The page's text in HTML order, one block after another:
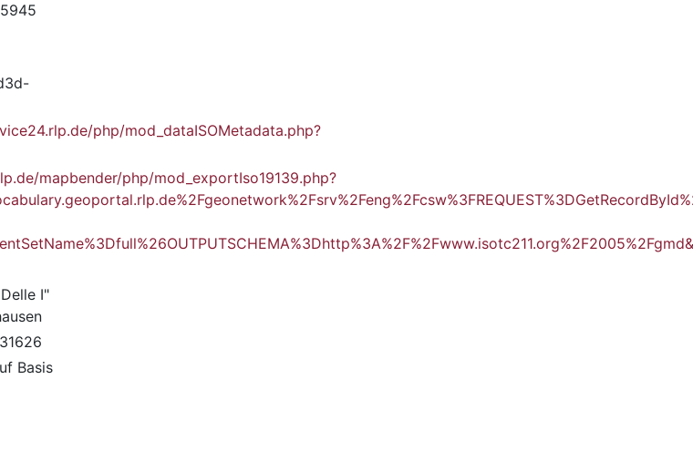
php/mod_dataISOMetadata.php?
mapbender/php/mod_exportIso19139.php?
I"
Basis